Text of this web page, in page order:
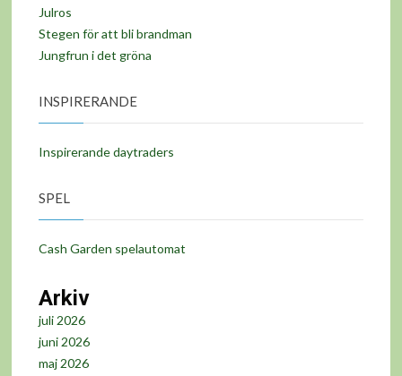
Julros
Stegen för att bli brandman
Jungfrun i det gröna
INSPIRERANDE
Inspirerande daytraders
SPEL
Cash Garden spelautomat
Arkiv
juli 2026
juni 2026
maj 2026